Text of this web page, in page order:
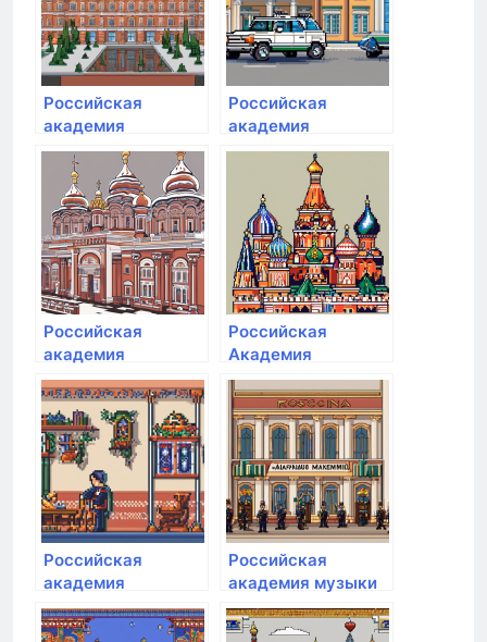
Российская
академия
народного
хозяйства и
государственной
службы при
Президенте РФ
Российская
академия
народного
хозяйства и
государственной
службы при
Президенте РФ
Российская
академия
живописи
Российская
Академия
Живописи
Российская
академия
народного
хозяйства и
Российская
академия музыки
им. Гнесиных